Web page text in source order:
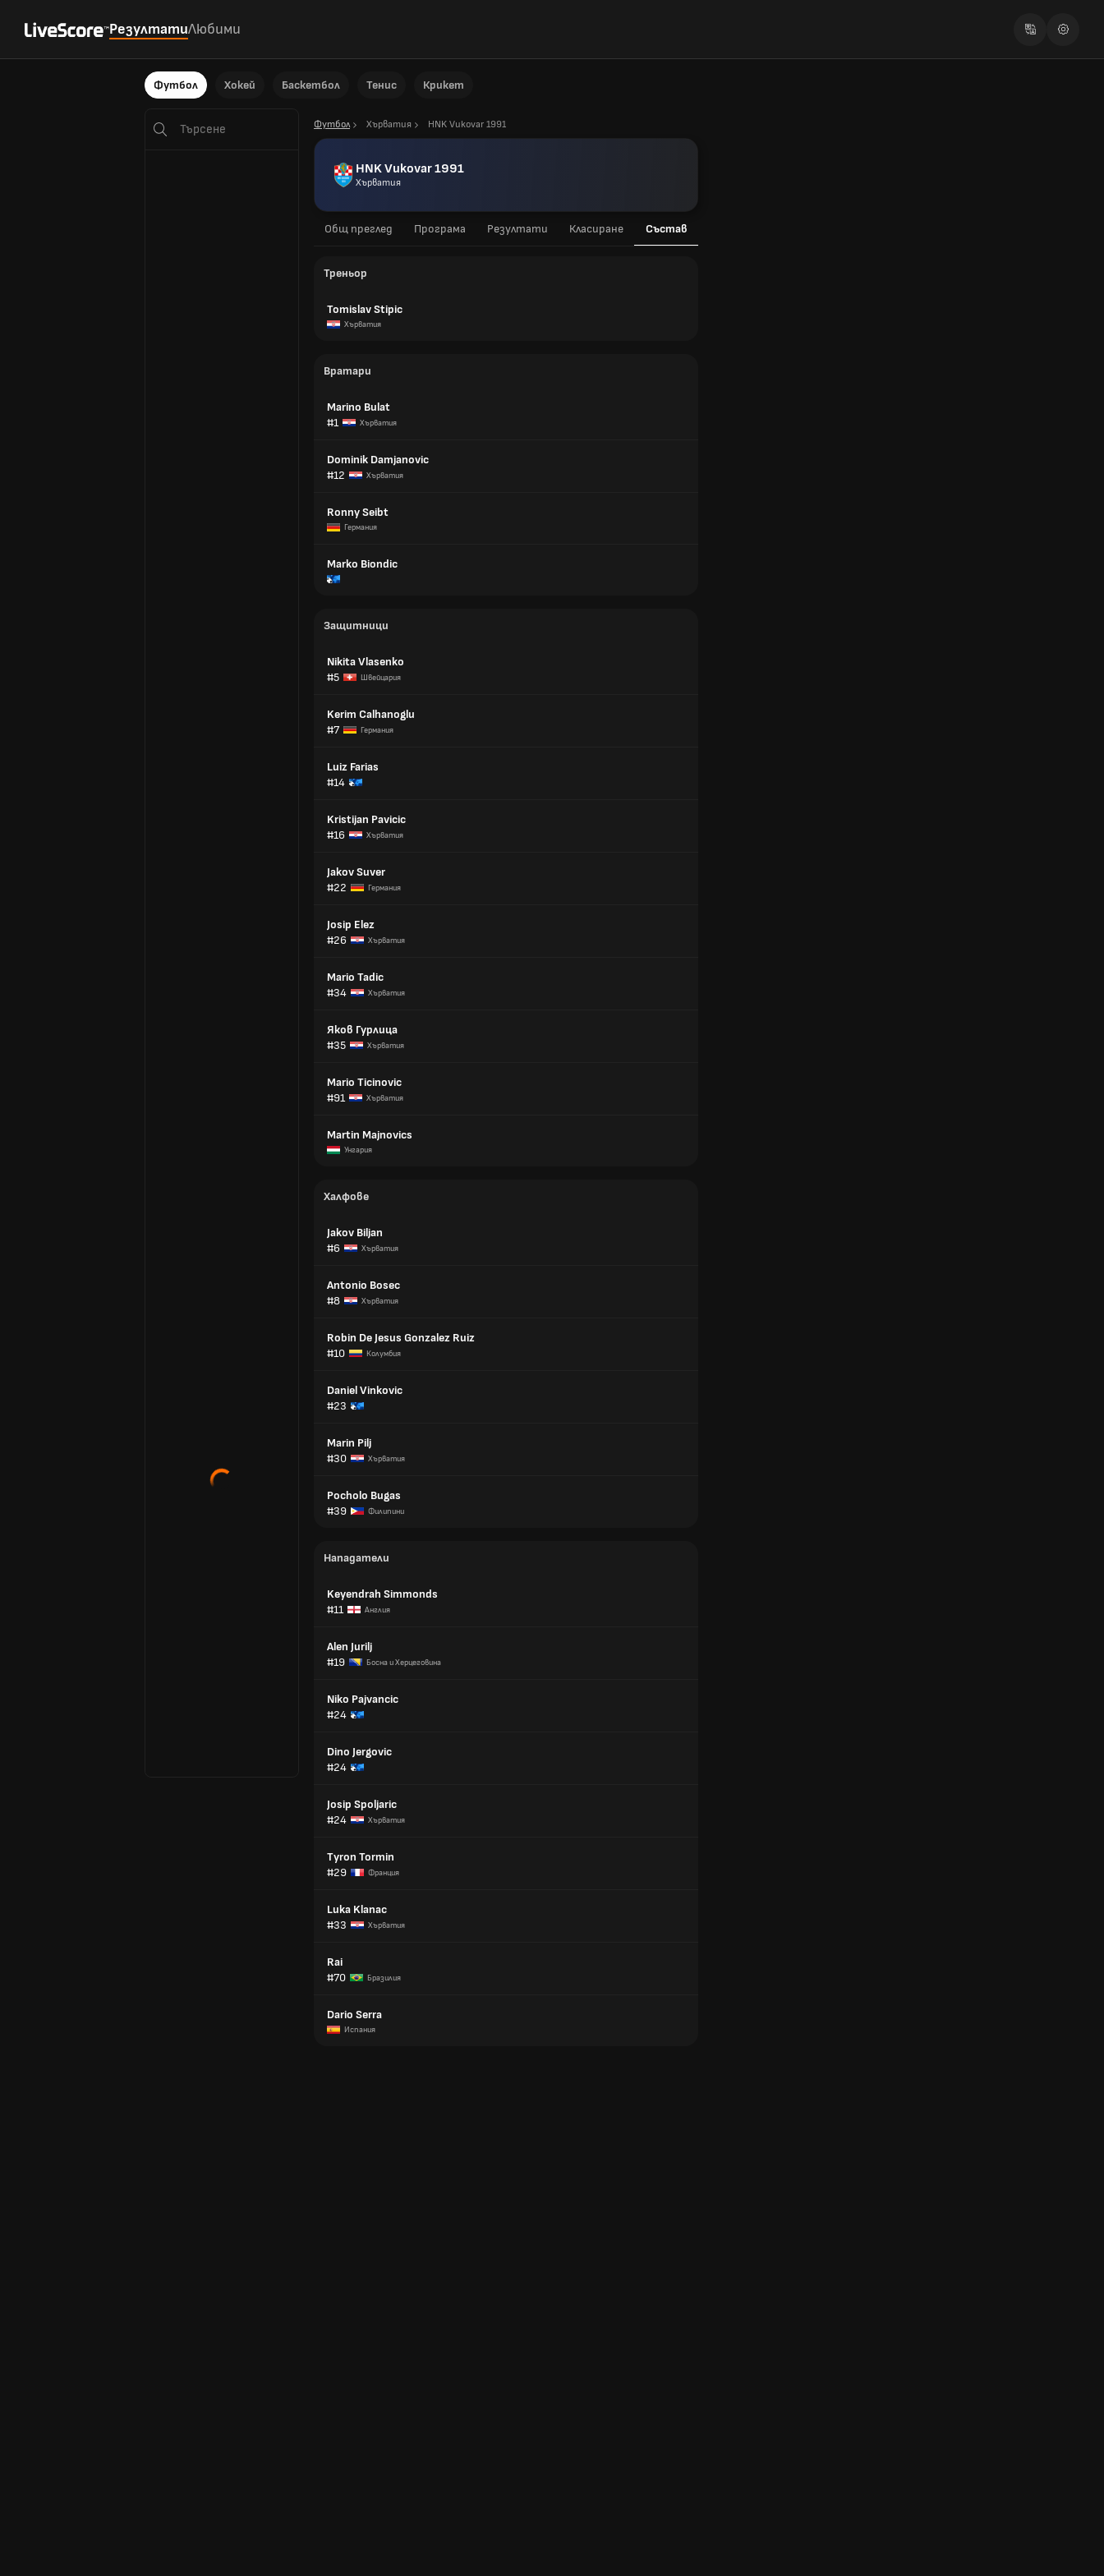
РезултатиЛюбими
Футбол Хокей Баскетбол Тенис Крикет
Футбол Хърватия HNK Vukovar 1991
HNK Vukovar 1991
Хърватия
Общ преглед Програма Резултати Класиране Състав
Треньор
Tomislav Stipic
Хърватия
Вратари
Marino Bulat
#1
Хърватия
Dominik Damjanovic
#12
Хърватия
Ronny Seibt
Германия
Marko Biondic
Защитници
Nikita Vlasenko
#5
Швейцария
Kerim Calhanoglu
#7
Германия
Luiz Farias
#14
Kristijan Pavicic
#16
Хърватия
Jakov Suver
#22
Германия
Josip Elez
#26
Хърватия
Mario Tadic
#34
Хърватия
Яков Гурлица
#35
Хърватия
Mario Ticinovic
#91
Хърватия
Martin Majnovics
Унгария
Халфове
Jakov Biljan
#6
Хърватия
Antonio Bosec
#8
Хърватия
Robin De Jesus Gonzalez Ruiz
#10
Колумбия
Daniel Vinkovic
#23
Marin Pilj
#30
Хърватия
Pocholo Bugas
#39
Филипини
Нападатели
Keyendrah Simmonds
#11
Англия
Alen Jurilj
#19
Босна и Херцеговина
Niko Pajvancic
#24
Dino Jergovic
#24
Josip Spoljaric
#24
Хърватия
Tyron Tormin
#29
Франция
Luka Klanac
#33
Хърватия
Rai
#70
Бразилия
Dario Serra
Испания